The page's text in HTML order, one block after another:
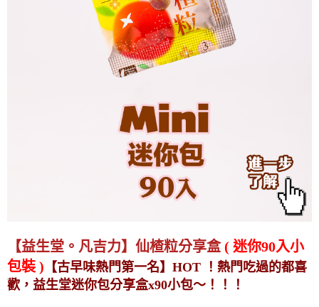
【益生堂。凡吉力】仙楂粒分享盒( 迷你90入小
包裝 ) 【古早味熱門第一名】HOT ！熱門吃過的都喜
歡，益生堂迷你包分享盒x90小包～！！！